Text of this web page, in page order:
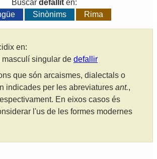
Buscar defallit en:
Sinònims Rima
en:
singular de defallir
que són arcaismes, dialectals o
indicades per les abreviatures ant.,
En eixos casos és
l'us de les formes modernes